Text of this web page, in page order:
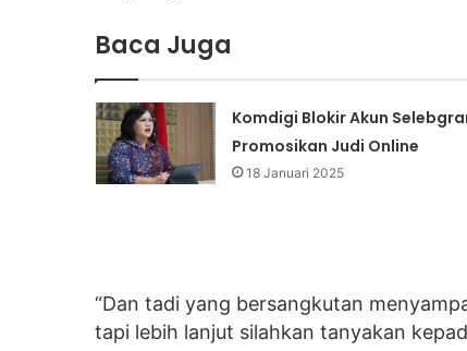
Baca Juga
Komdigi Blokir Akun
Promosikan Judi Online
18 Januari 2025
“Dan tadi yang bersangkutan
tapi lebih lanjut silahkan tanyakan